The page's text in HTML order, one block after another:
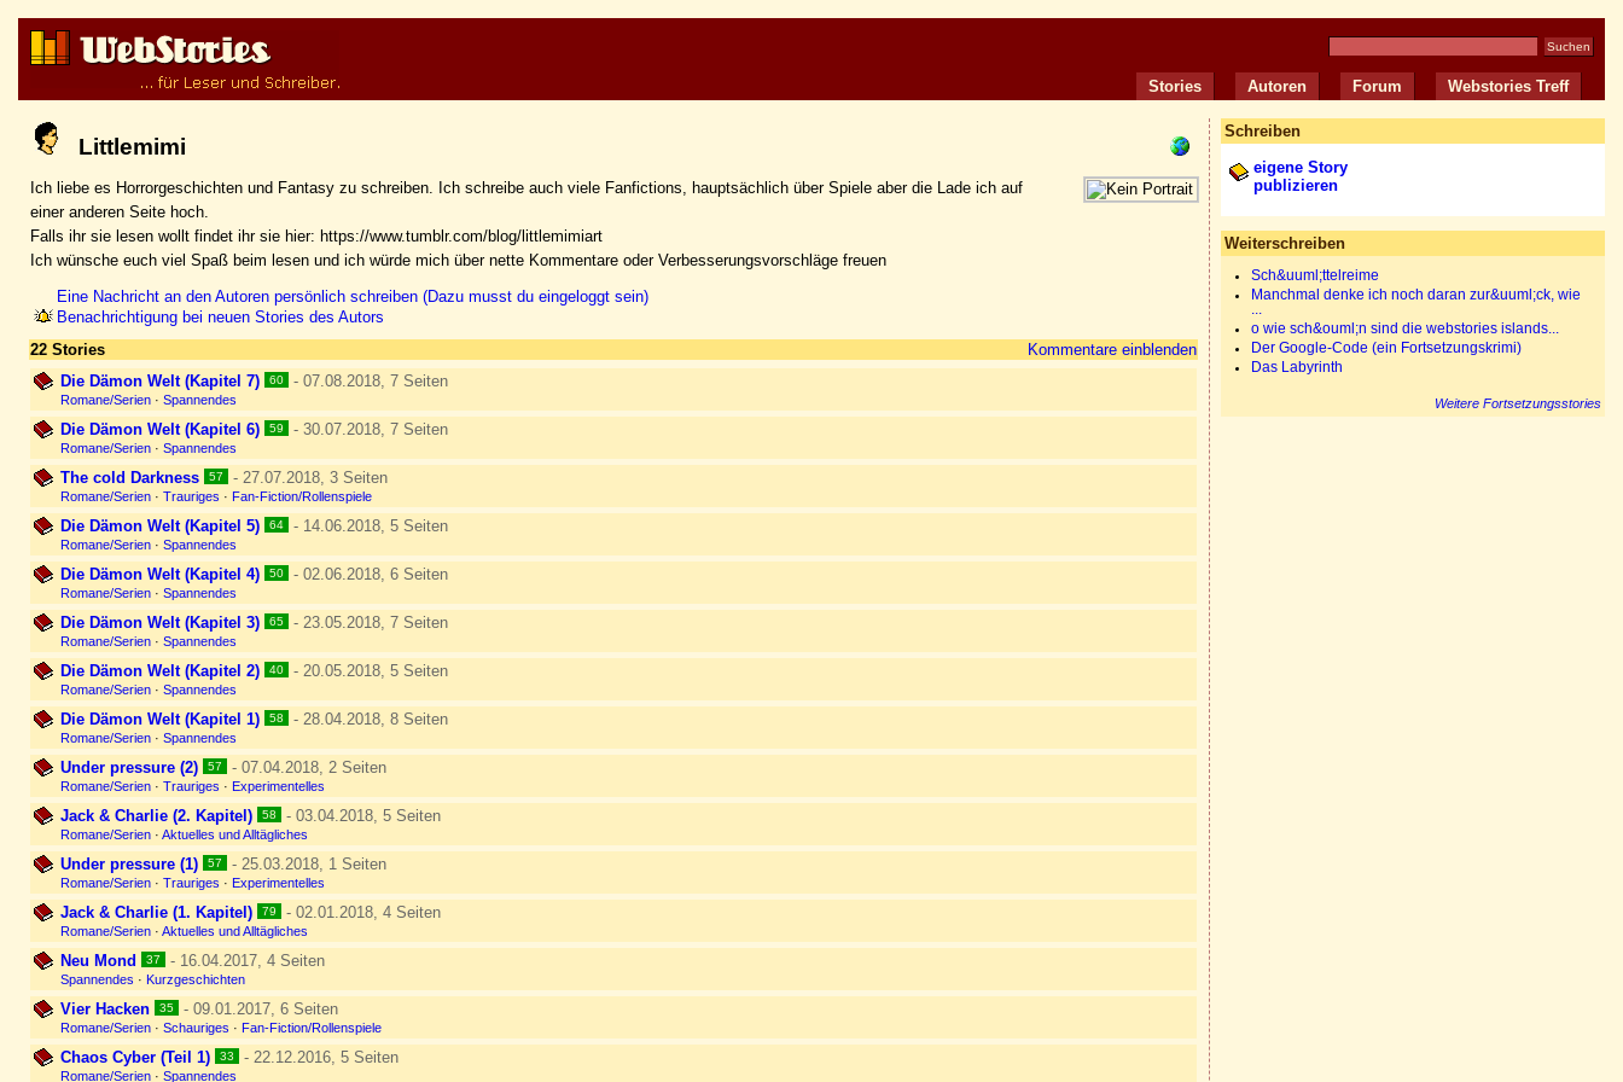
Stories Autoren Forum Webstories Treff
Littlemimi
Ich liebe es Horrorgeschichten und Fantasy zu schreiben. Ich schreibe auch viele Fanfictions, hauptsächlich über Spiele aber die Lade ich auf
einer anderen Seite hoch.
Falls ihr sie lesen wollt findet ihr sie hier: https://www.tumblr.com/blog/littlemimiart
Ich wünsche euch viel Spaß beim lesen und ich würde mich über nette Kommentare oder Verbesserungsvorschläge freuen
Eine Nachricht an den Autoren persönlich schreiben (Dazu musst du eingeloggt sein)
Benachrichtigung bei neuen Stories des Autors
22 Stories
Kommentare einblenden
Die Dämon Welt (Kapitel 7)
60 - 07.08.2018, 7 Seiten
Romane/Serien · Spannendes
Die Dämon Welt (Kapitel 6) 59 - 30.07.2018, 7 Seiten
Romane/Serien · Spannendes
The cold Darkness 57 - 27.07.2018, 3 Seiten
Romane/Serien · Trauriges · Fan-Fiction/Rollenspiele
Die Dämon Welt (Kapitel 5) 64 - 14.06.2018, 5 Seiten
Romane/Serien · Spannendes
Die Dämon Welt (Kapitel 4) 50 - 02.06.2018, 6 Seiten
Romane/Serien · Spannendes
Die Dämon Welt (Kapitel 3) 65 - 23.05.2018, 7 Seiten
Romane/Serien · Spannendes
Die Dämon Welt (Kapitel 2) 40 - 20.05.2018, 5 Seiten
Romane/Serien · Spannendes
Die Dämon Welt (Kapitel 1) 58 - 28.04.2018, 8 Seiten
Romane/Serien · Spannendes
Under pressure (2) 57 - 07.04.2018, 2 Seiten
Romane/Serien · Trauriges · Experimentelles
Jack & Charlie (2. Kapitel) 58 - 03.04.2018, 5 Seiten
Romane/Serien · Aktuelles und Alltägliches
Under pressure (1) 57 - 25.03.2018, 1 Seiten
Romane/Serien · Trauriges · Experimentelles
Jack & Charlie (1. Kapitel) 79 - 02.01.2018, 4 Seiten
Romane/Serien · Aktuelles und Alltägliches
Neu Mond 37 - 16.04.2017, 4 Seiten
Spannendes · Kurzgeschichten
Vier Hacken 35 - 09.01.2017, 6 Seiten
Romane/Serien · Schauriges · Fan-Fiction/Rollenspiele
Chaos Cyber (Teil 1) 33 - 22.12.2016, 5 Seiten
Romane/Serien · Spannendes
Schreiben
eigene Story
publizieren
Weiterschreiben
Sch&uuml;ttelreime
Manchmal denke ich noch daran zur&uuml;ck, wie
o wie sch&ouml;n sind die webstories islands...
Der Google-Code (ein Fortsetzungskrimi)
Das Labyrinth
Weitere Fortsetzungsstories